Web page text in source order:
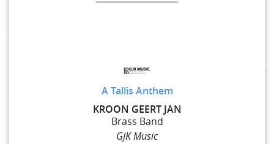
A Tallis Anthem
KROON GEERT JAN
Brass Band
GJK Music